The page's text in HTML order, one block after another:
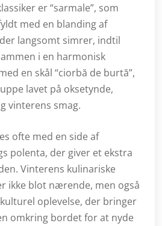
er “sarmale”, som
med en blanding af
langsomt simrer, indtil
i en harmonisk
en skål “ciorbă de burtă”,
lavet på oksetynde,
vinterens smag.
ofte med en side af
polenta, der giver et ekstra
Vinterens kulinariske
ikke blot nærende, men også
oplevelse, der bringer
omkring bordet for at nyde